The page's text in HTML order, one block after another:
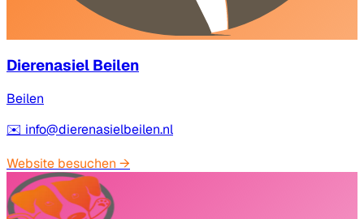
Dierenasiel Beilen
Beilen
✉️ info@dierenasielbeilen.nl
Website besuchen →